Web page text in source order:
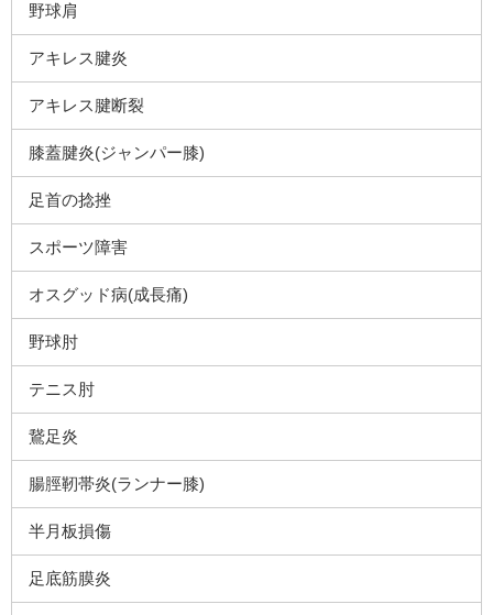
野球肩
アキレス腱炎
アキレス腱断裂
膝蓋腱炎(ジャンパー膝)
足首の捻挫
スポーツ障害
オスグッド病(成長痛)
野球肘
テニス肘
鵞足炎
腸脛靭帯炎(ランナー膝)
半月板損傷
足底筋膜炎